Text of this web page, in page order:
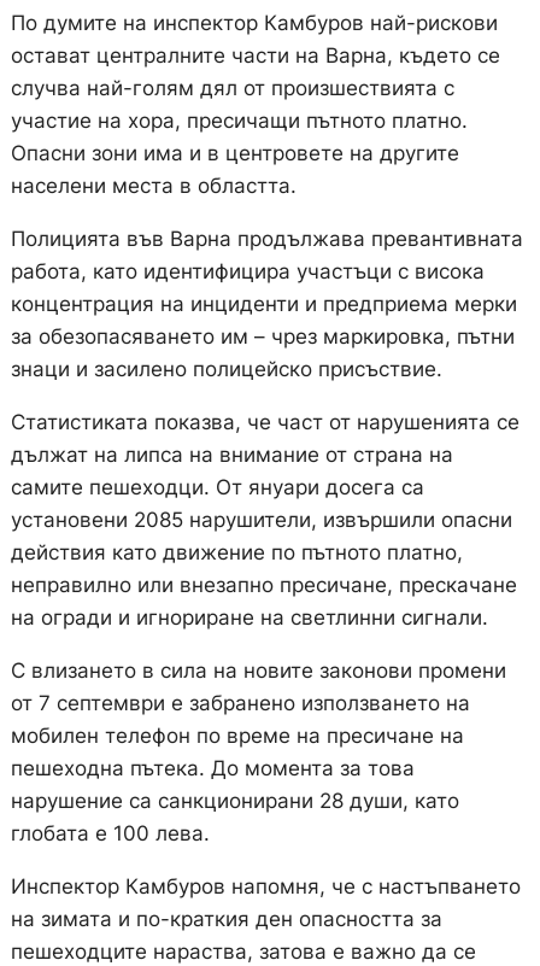
По думите на инспектор Камбуров най-рискови
остават централните части на Варна, където се
случва най-голям дял от произшествията с
участие на хора, пресичащи пътното платно.
Опасни зони има и в центровете на другите
населени места в областта.
Полицията във Варна продължава превантивната
работа, като идентифицира участъци с висока
концентрация на инциденти и предприема мерки
за обезопасяването им – чрез маркировка, пътни
знаци и засилено полицейско присъствие.
Статистиката показва, че част от нарушенията се
дължат на липса на внимание от страна на
самите пешеходци. От януари досега са
установени 2085 нарушители, извършили опасни
действия като движение по пътното платно,
неправилно или внезапно пресичане, прескачане
на огради и игнориране на светлинни сигнали.
С влизането в сила на новите законови промени
от 7 септември е забранено използването на
мобилен телефон по време на пресичане на
пешеходна пътека. До момента за това
нарушение са санкционирани 28 души, като
глобата е 100 лева.
Инспектор Камбуров напомня, че с настъпването
на зимата и по-краткия ден опасността за
пешеходците нараства, затова е важно да се